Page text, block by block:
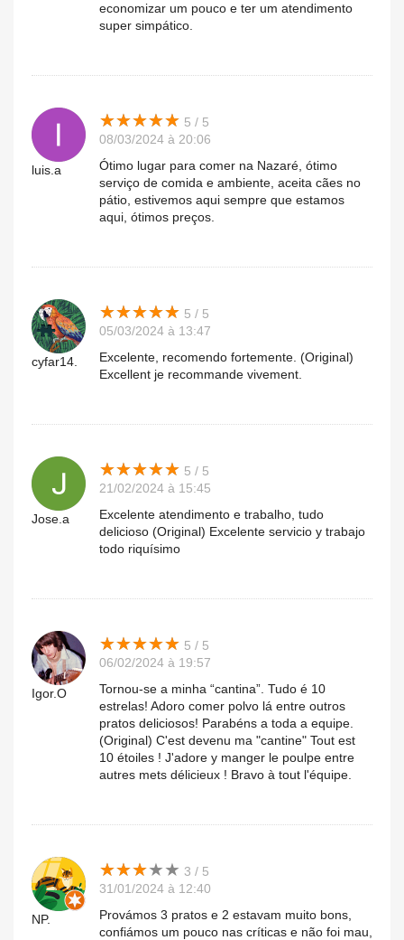
economizar um pouco e ter um atendimento
super simpático.
luis.a
★★★★★
★★★★★ 5 / 5
08/03/2024 à 20:06
Ótimo lugar para comer na Nazaré, ótimo
serviço de comida e ambiente, aceita cães no
pátio, estivemos aqui sempre que estamos
aqui, ótimos preços.
cyfar14.
★★★★★
★★★★★ 5 / 5
05/03/2024 à 13:47
Excelente, recomendo fortemente. (Original)
Excellent je recommande vivement.
Jose.a
★★★★★
★★★★★ 5 / 5
21/02/2024 à 15:45
Excelente atendimento e trabalho, tudo
delicioso (Original) Excelente servicio y trabajo
todo riquísimo
Igor.O
★★★★★
★★★★★ 5 / 5
06/02/2024 à 19:57
Tornou-se a minha “cantina”. Tudo é 10
estrelas! Adoro comer polvo lá entre outros
pratos deliciosos! Parabéns a toda a equipe.
(Original) C'est devenu ma "cantine" Tout est
10 étoiles ! J'adore y manger le poulpe entre
autres mets délicieux ! Bravo à tout l'équipe.
NP.
★★★★★
★★★★★ 3 / 5
31/01/2024 à 12:40
Provámos 3 pratos e 2 estavam muito bons,
confiámos um pouco nas críticas e não foi mau,